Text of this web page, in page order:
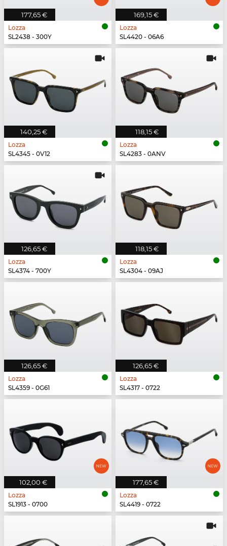
177,65 €
Lozza
SL2438 - 300Y
169,15 €
Lozza
SL4420 - 06A6
140,25 €
Lozza
SL4345 - 0V12
118,15 €
Lozza
SL4283 - 0ANV
126,65 €
Lozza
SL4374 - 700Y
118,15 €
Lozza
SL4304 - 09AJ
126,65 €
Lozza
SL4359 - 0G61
126,65 €
Lozza
SL4317 - 0722
102,00 €
Lozza
SL1913 - 0700
177,65 €
Lozza
SL4419 - 0722